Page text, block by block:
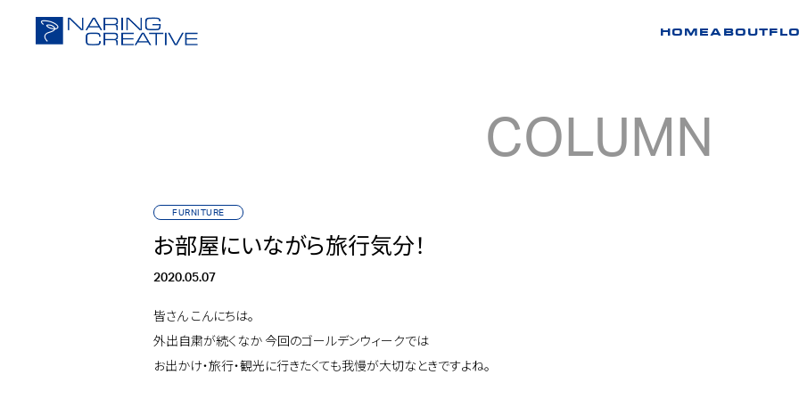
HOMEABOUT
COLUMN
FURNITURE
お部屋にいながら旅行気分！
2020.05.07
皆さん こんにちは。
外出自粛が続くなか 今回のゴールデンウィークでは
お出かけ・旅行・観光に行きたくても我慢が大切なときですよね。